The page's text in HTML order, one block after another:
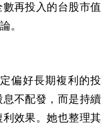
再投入的台股市值
。
偏好長期複利的投
不配發，而是持續
效果。她也整理其